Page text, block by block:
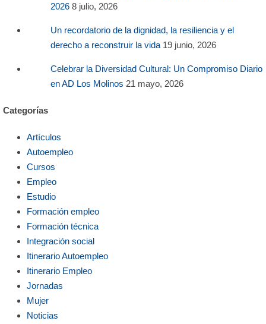
2026 8 julio, 2026
Un recordatorio de la dignidad, la resiliencia y el
derecho a reconstruir la vida 19 junio, 2026
Celebrar la Diversidad Cultural: Un Compromiso Diario
en AD Los Molinos 21 mayo, 2026
Categorías
Artículos
Autoempleo
Cursos
Empleo
Estudio
Formación empleo
Formación técnica
Integración social
Itinerario Autoempleo
Itinerario Empleo
Jornadas
Mujer
Noticias